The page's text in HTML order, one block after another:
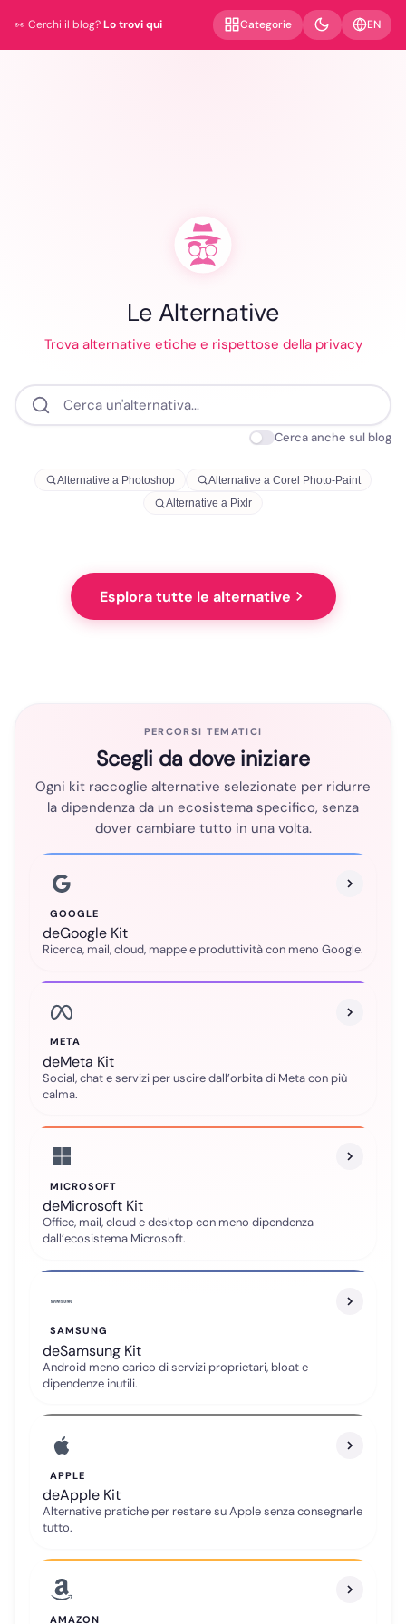
👀 Cerchi il blog? Lo trovi qui Categorie EN
Le Alternative
Trova alternative etiche e rispettose della privacy
Cerca anche sul blog
Alternative a Photoshop
Alternative a Corel Photo-Paint
Alternative a Pixlr
Esplora tutte le alternative
PERCORSI TEMATICI
Scegli da dove iniziare
Ogni kit raccoglie alternative selezionate per ridurre
la dipendenza da un ecosistema specifico, senza
dover cambiare tutto in una volta.
GOOGLE
deGoogle Kit
Ricerca, mail, cloud, mappe e produttività con meno Google.
META
deMeta Kit
Social, chat e servizi per uscire dall’orbita di Meta con più
calma.
MICROSOFT
deMicrosoft Kit
Office, mail, cloud e desktop con meno dipendenza
dall’ecosistema Microsoft.
SAMSUNG
deSamsung Kit
Android meno carico di servizi proprietari, bloat e
dipendenze inutili.
APPLE
deApple Kit
Alternative pratiche per restare su Apple senza consegnarle
tutto.
AMAZON
Telegram
Gruppo ufficiale